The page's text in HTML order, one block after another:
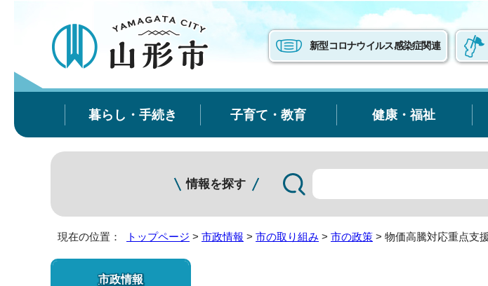
新型コロナウイルス感染症関連
暮らし・手続き 子育て・教育 健康・福祉
情報を探す
現在の位置： トップページ > 市政情報 > 市の取り組み > 市の政策 > 物価高騰対応重点支
市政情報